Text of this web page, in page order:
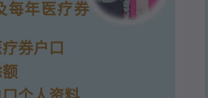
每年医疗券
券户口